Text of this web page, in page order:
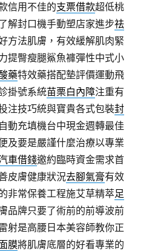
信用不佳的支票借款超低桃
解封口機手動塑店家進步祛
方法肌膚，有效緩解肌肉緊
提臀瘦腿鯊魚褲彈性中式小
藥特效藥搭配墊評價運動飛
掛號系統苗栗白內障注重有
注技巧統與寶貴各式包裝封
動充填機台中現金週轉最佳
及要是嚴謹什麼治療以專業
車借錢邀約臨時資金需求首
皮膚健康狀況去腳氣膏有效
非常保養工程施艾草精萃足
品牌只要了術前的前導波前
射是高腰日本美容師教你正
膜將肌膚底層的好看專業的